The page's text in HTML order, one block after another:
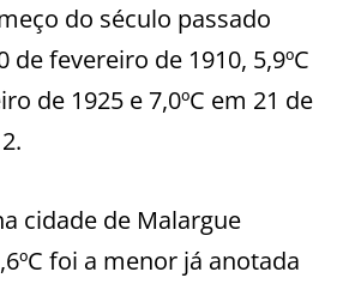
do século passado
de fevereiro de 1910, 5,9ºC
de 1925 e 7,0ºC em 21 de
cidade de Malargue
foi a menor já anotada